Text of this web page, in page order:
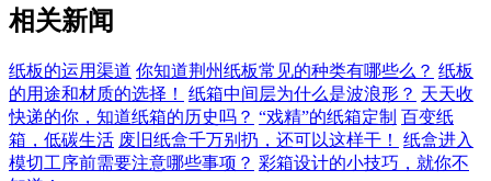
相关新闻
纸板的运用渠道 你知道荆州纸板常见的种类有哪些么？ 纸板
的用途和材质的选择！
纸箱中间层为什么是波浪形？ 天天收
快递的你，知道纸箱的历史吗？ “戏精”的纸箱定制 百变纸
箱，低碳生活 废旧纸盒千万别扔，还可以这样干！
纸盒进入
模切工序前需要注意哪些事项？ 彩箱设计的小技巧，就你不